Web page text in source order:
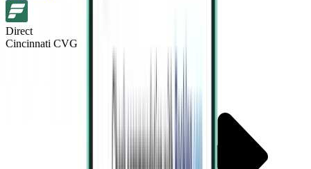
Direct
Cincinnati CVG